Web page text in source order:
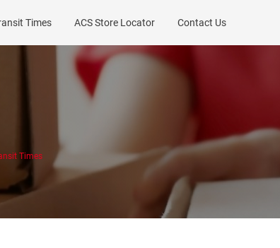
Times ACS Store Locator Contact Us
Times